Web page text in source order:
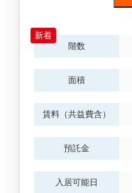
階数
面積
賃料（共益費含）
預託金
入居可能日